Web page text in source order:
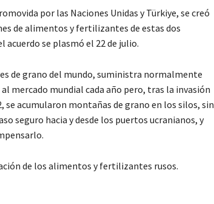
por las Naciones Unidas y Türkiye, se creó
de alimentos y fertilizantes de estas dos
acuerdo se plasmó el 22 de julio.
de grano del mundo, suministra normalmente
mercado mundial cada año pero, tras la invasión
se acumularon montañas de grano en los silos, sin
seguro hacia y desde los puertos ucranianos, y
de los alimentos y fertilizantes rusos.